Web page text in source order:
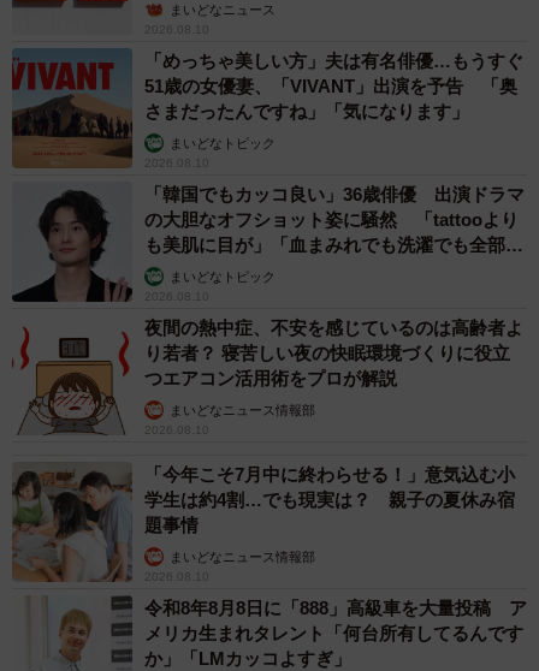
まいどなニュース
2026.08.10
「めっちゃ美しい方」夫は有名俳優…もうすぐ
51歳の女優妻、「VIVANT」出演を予告 「奥
さまだったんですね」「気になります」
まいどなトピック
2026.08.10
「韓国でもカッコ良い」36歳俳優 出演ドラマ
の大胆なオフショット姿に騒然 「tattooより
も美肌に目が」「血まみれでも洗濯でも全部か
っこいい」
まいどなトピック
2026.08.10
夜間の熱中症、不安を感じているのは高齢者よ
り若者？ 寝苦しい夜の快眠環境づくりに役立
つエアコン活用術をプロが解説
まいどなニュース情報部
2026.08.10
「今年こそ7月中に終わらせる！」意気込む小
学生は約4割…でも現実は？ 親子の夏休み宿
題事情
まいどなニュース情報部
2026.08.10
令和8年8月8日に「888」高級車を大量投稿 ア
メリカ生まれタレント「何台所有してるんです
か」「LMカッコよすぎ」